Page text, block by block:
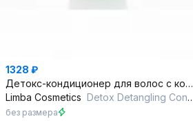
1328 ₽
Детокс-кондиционер для волос с кокосовым маслом 300 мл
Limba Cosmetics Detox Detangling Conditioner
без размера